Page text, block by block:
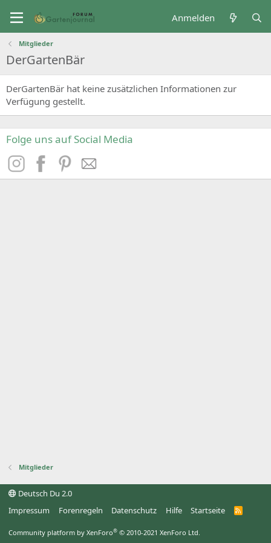
Anmelden
Mitglieder
DerGartenBär
DerGartenBär hat keine zusätzlichen Informationen zur
Verfügung gestellt.
Folge uns auf Social Media
Mitglieder
Deutsch Du 2.0
Impressum
Forenregeln Datenschutz Hilfe Startseite
R
Community platform by XenForo® © 2010-2021 XenForo Ltd.